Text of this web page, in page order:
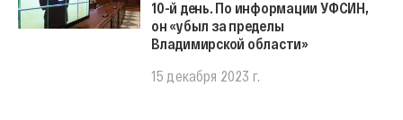
10-й день. По информации УФСИН,
он «убыл за пределы
Владимирской области»
15 декабря 2023 г.